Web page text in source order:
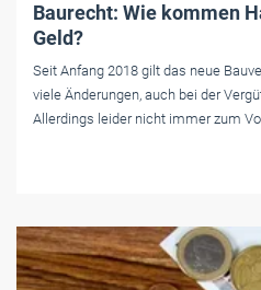
Baurecht: Wie kommen
Geld?
Seit Anfang 2018 gilt das neue
viele Änderungen, auch bei der
Allerdings leider nicht immer zum